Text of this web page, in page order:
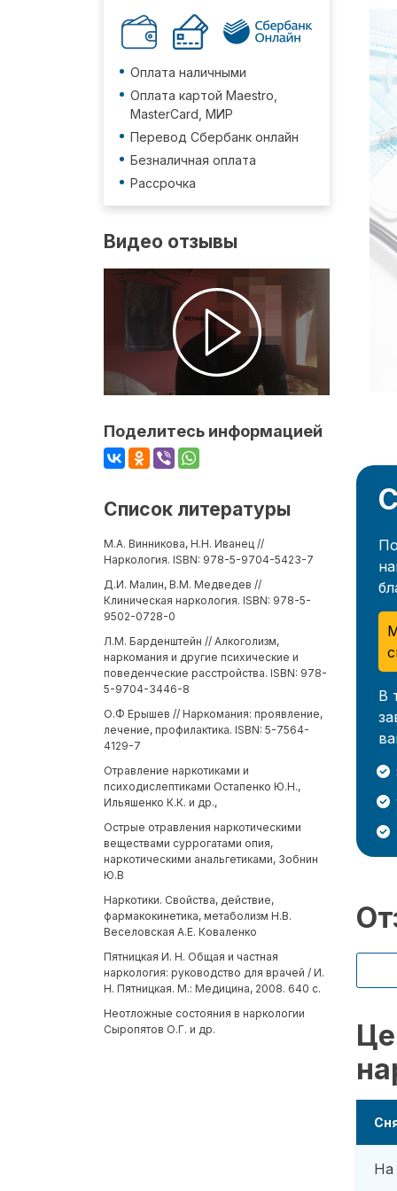
Оплата наличными
Оплата картой Maestro,
MasterCard, МИР
Перевод Сбербанк онлайн
Безналичная оплата
Рассрочка
Видео отзывы
Поделитесь информацией
Список литературы
М.А. Винникова, Н.Н. Иванец //
Наркология. ISBN: 978-5-9704-5423-7
Д.И. Малин, В.М. Медведев //
Клиническая наркология. ISBN: 978-5-
9502-0728-0
Л.М. Барденштейн // Алкоголизм,
наркомания и другие психические и
поведенческие расстройства. ISBN: 978-
5-9704-3446-8
О.Ф Ерышев // Наркомания: проявление,
лечение, профилактика. ISBN: 5-7564-
4129-7
Отравление наркотиками и
психодислептиками Остапенко Ю.Н.,
Ильяшенко К.К. и др.,
Острые отравления наркотическими
веществами суррогатами опия,
наркотическими анальгетиками, Зобнин
Ю.В
Наркотики. Свойства, действие,
фармакокинетика, метаболизм Н.В.
Веселовская А.Е. Коваленко
Пятницкая И. Н. Общая и частная
наркология: руководство для врачей / И.
Н. Пятницкая. М.: Медицина, 2008. 640 с.
Неотложные состояния в наркологии
Сыропятов О.Г. и др.
В
На